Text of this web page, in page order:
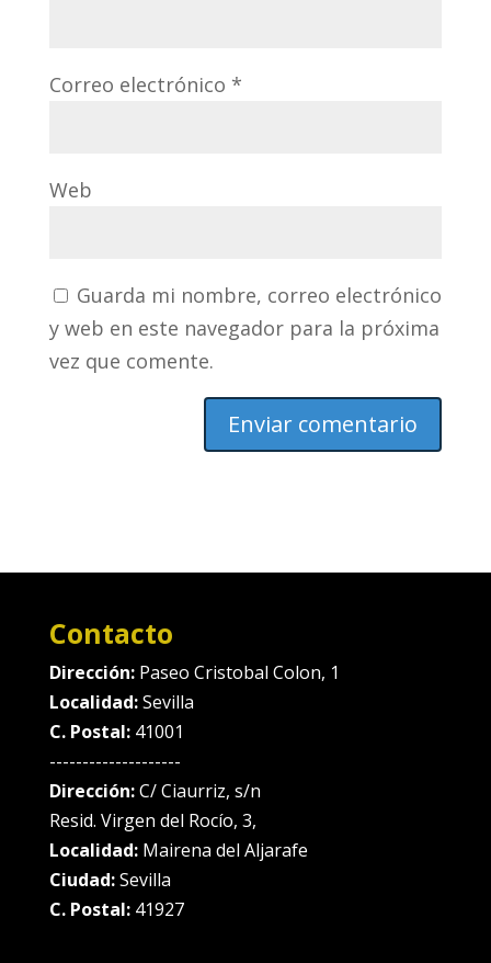
Correo electrónico *
Web
Guarda mi nombre, correo electrónico
y web en este navegador para la próxima
vez que comente.
Contacto
Dirección: Paseo Cristobal Colon, 1
Localidad:Sevilla
C. Postal:41001
--------------------
Dirección:C/ Ciaurriz, s/n
Resid. Virgen del Rocío, 3,
Localidad:Mairena del Aljarafe
Ciudad:Sevilla
C. Postal:41927